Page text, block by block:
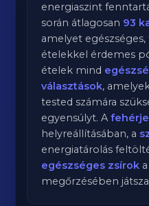
energiaszint
során átlagosan 93
amelyet
ételekkel érdemes
ételek mind
választások,
tested számára
egyensúlyt. Afehérje
helyreállításában, a
energiatárolás
egészséges zsírok
megőrzésében